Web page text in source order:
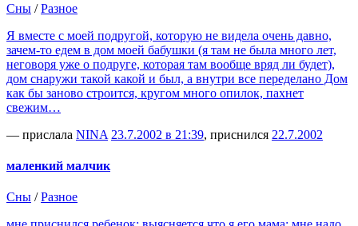
Сны /Разное
Я вместе с моей подругой, которую не видела очень давно,
зачем-то едем в дом моей бабушки (я там не была много лет,
неговоря уже о подруге, которая там вообще вряд ли будет),
дом снаружи такой какой и был, а внутри все переделано Дом
как бы заново строится, кругом много опилок, пахнет
свежим…
— прислала NINA 23.7.2002 в 21:39, приснился 22.7.2002
маленкий малчик
Сны /Разное